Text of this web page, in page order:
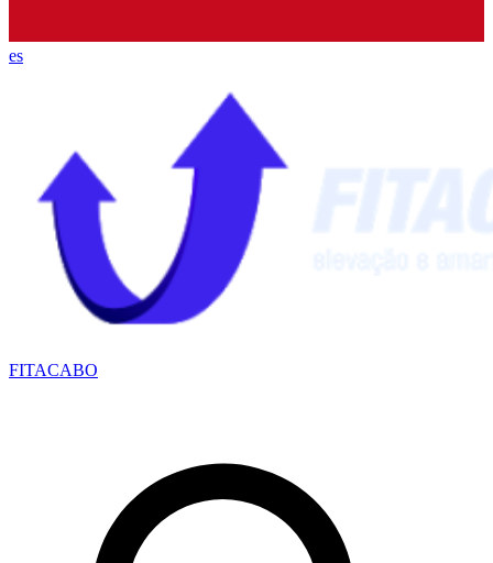
es
FITACABO